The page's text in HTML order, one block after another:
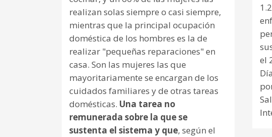
el
realizan solas siempre o casi siempre,
mientras que la principal ocupación
doméstica de los hombres es la de
realizar "pequeñas reparaciones" en
casa. Son las mujeres las que
mayoritariamente se encargan de los
cuidados familiares y de otras tareas
domésticas. Una tarea no
remunerada sobre la que se
sustenta el sistema y que, según el